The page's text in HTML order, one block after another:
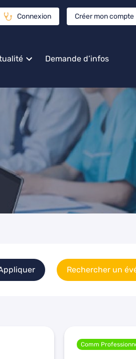
Connexion Créer mon compte
Demande d’infos
Rechercher un
Comm